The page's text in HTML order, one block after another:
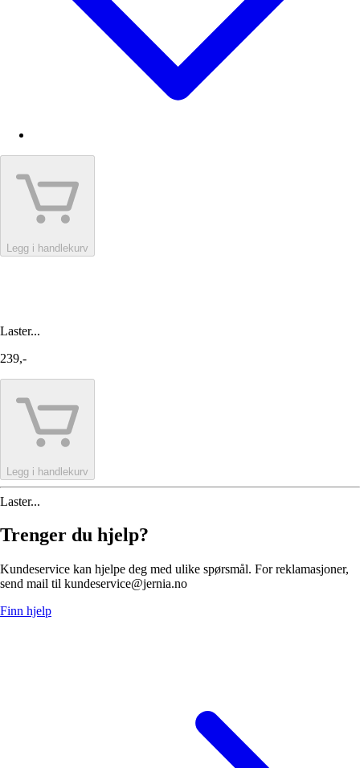
Legg i handlekurv
Laster...
239,-
Legg i handlekurv
Laster...
Trenger du hjelp?
Kundeservice kan hjelpe deg med ulike spørsmål. For reklamasjoner,
send mail til kundeservice@jernia.no
Finn hjelp